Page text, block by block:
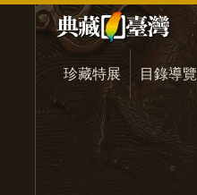
珍藏特展 目錄導覽